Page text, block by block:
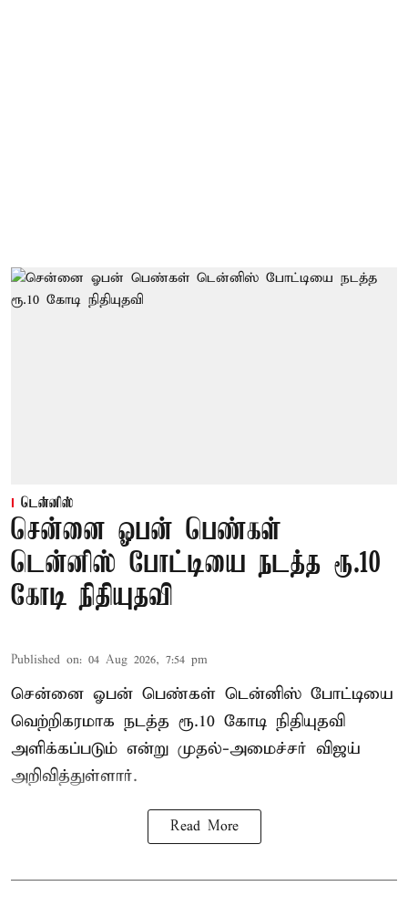
டென்னிஸ்
சென்னை ஓபன் பெண்கள்
டென்னிஸ் போட்டியை நடத்த ரூ.10
கோடி நிதியுதவி
Published on: 04 Aug 2026, 7:54 pm
சென்னை ஓபன் பெண்கள் டென்னிஸ் போட்டியை
வெற்றிகரமாக நடத்த ரூ.10 கோடி நிதியுதவி
அளிக்கப்படும் என்று முதல்-அமைச்சர் விஜய்
அறிவித்துள்ளார்.
Read More